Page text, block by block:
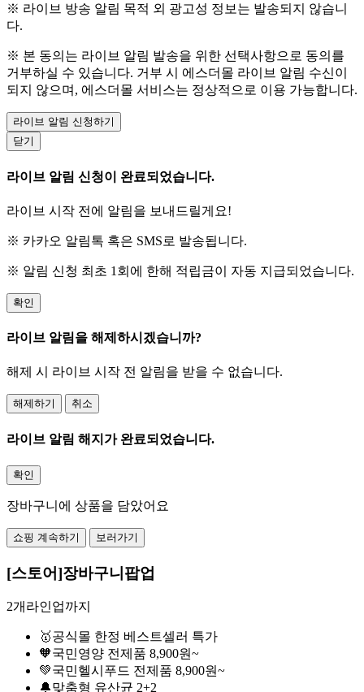
※ 라이브 방송 알림 목적 외 광고성 정보는 발송되지 않습니
다.
※ 본 동의는 라이브 알림 발송을 위한 선택사항으로 동의를
거부하실 수 있습니다. 거부 시 에스더몰 라이브 알림 수신이
되지 않으며, 에스더몰 서비스는 정상적으로 이용 가능합니다.
라이브 알림 신청하기
닫기
라이브 알림 신청이 완료되었습니다.
라이브 시작 전에 알림을 보내드릴게요!
※ 카카오 알림톡 혹은 SMS로 발송됩니다.
※ 알림 신청 최초 1회에 한해 적립금이 자동 지급되었습니다.
확인
라이브 알림을 해제하시겠습니까?
해제 시 라이브 시작 전 알림을 받을 수 없습니다.
해제하기 취소
라이브 알림 해지가 완료되었습니다.
확인
장바구니에 상품을 담았어요
쇼핑 계속하기 보러가기
[스토어]장바구니팝업
2개라인업까지
🥇공식몰 한정 베스트셀러 특가
🧡국민영양 전제품 8,900원~
💚국민헬시푸드 전제품 8,900원~
🔔맞춤형 유산균 2+2